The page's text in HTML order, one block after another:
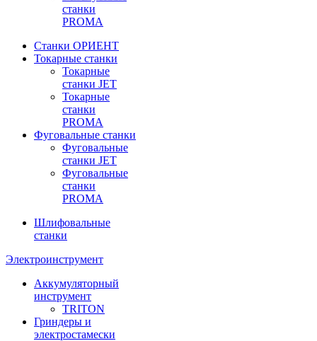
станки
PROMA
Станки ОРИЕНТ
Токарные станки
Toкарные
станки JET
Токарные
станки
PROMA
Фуговальные станки
Фуговальные
станки JET
Фуговальные
станки
PROMA
Шлифовальные
станки
Электроинструмент
Аккумуляторный
инструмент
TRITON
Гриндеры и
электростамески